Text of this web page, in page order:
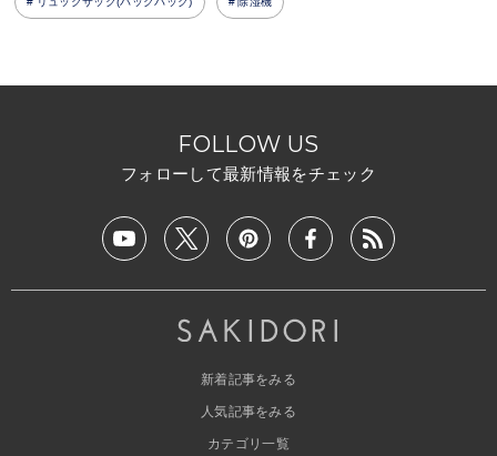
FOLLOW US
フォローして最新情報をチェック
新着記事をみる
人気記事をみる
カテゴリ一覧